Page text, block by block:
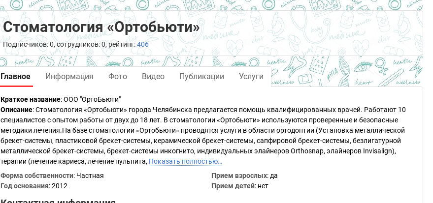
Стоматология «Ортобьюти»
Подписчиков: 0, сотрудников: 0, рейтинг:406
Главное Информация Фото Видео Публикации Услуги
Краткое название:ООО "ОртоБьюти"
Описание: Стоматология «Ортобьюти» города Челябинска предлагается помощь квалифицированных врачей. Работают 10
специалистов с опытом работы от двух до 18 лет. В стоматологии «Ортобьюти» используются проверенные и безопасные
методики лечения.На базе стоматологии «Ортобьюти» проводятся услуги в области ортодонтии (Установка металлической
брекет-системы, пластиковой брекет-системы, керамической брекет-системы, сапфировой брекет-системы, безлигатурной
металлической брекет-системы, брекет-системы инкогнито, индивидуальных элайнеров Orthosnap, элайнеров Invisalign),
терапии (лечение кариеса, лечение пульпита, Показать полностью…
Форма собственности: Частная
Год основания:2012
Прием взрослых: да
Прием детей: нет